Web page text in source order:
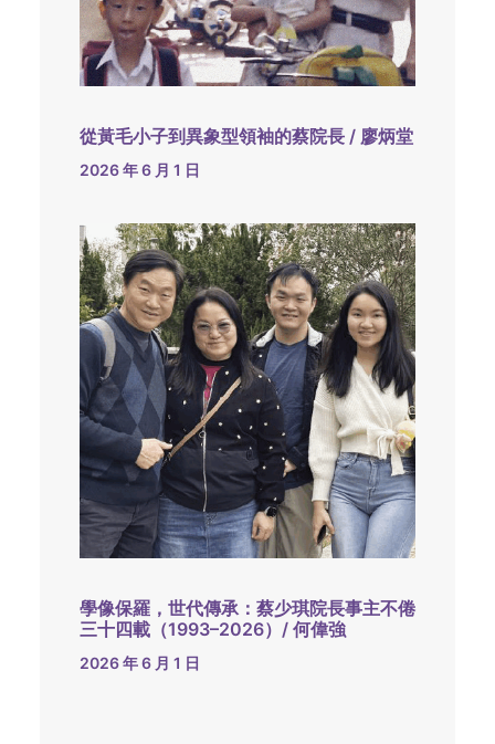
從黃毛小子到異象型領袖的蔡院長 / 廖炳堂
2026 年 6 月 1 日
學像保羅，世代傳承：蔡少琪院長事主不倦
三十四載（1993–2026）/ 何偉強
2026 年 6 月 1 日